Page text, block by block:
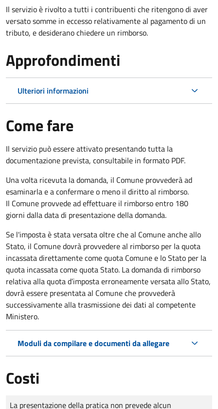
Il servizio è rivolto a tutti i contribuenti che ritengono di aver
versato somme in eccesso relativamente al pagamento di un
tributo, e desiderano chiedere un rimborso.
Approfondimenti
Ulteriori informazioni
Come fare
Il servizio può essere attivato presentando tutta la
documentazione prevista, consultabile in formato PDF.
Una volta ricevuta la domanda, il Comune provvederà ad
esaminarla e a confermare o meno il diritto al rimborso.
Il Comune provvede ad effettuare il rimborso entro 180
giorni dalla data di presentazione della domanda.
Se l'imposta è stata versata oltre che al Comune anche allo
Stato, il Comune dovrà provvedere al rimborso per la quota
incassata direttamente come quota Comune e lo Stato per la
quota incassata come quota Stato. La domanda di rimborso
relativa alla quota d’imposta erroneamente versata allo Stato,
dovrà essere presentata al Comune che provvederà
successivamente alla trasmissione dei dati al competente
Ministero.
Moduli da compilare e documenti da allegare
Costi
Tipo di pagamento
Importo
La presentazione della pratica non prevede alcun